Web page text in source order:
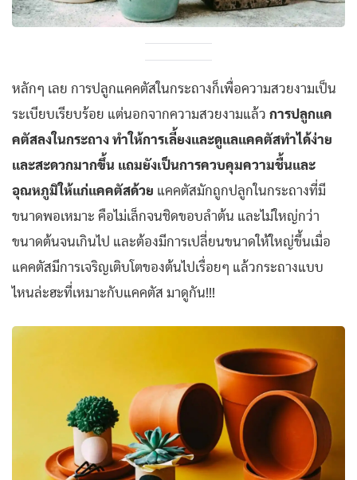
หลักๆ เลย การปลูกแคคตัสในกระถางก็เพื่อความสวยงามเป็น
ระเบียบเรียบร้อย แต่นอกจากความสวยงามแล้ว การปลูกแค
คตัสลงในกระถาง ทำให้การเลี้ยงและดูแลแคคตัสทำได้ง่าย
และสะดวกมากขึ้น แถมยังเป็นการควบคุมความชื้นและ
อุณหภูมิให้แก่แคคตัสด้วย แคคตัสมักถูกปลูกในกระถางที่มี
ขนาดพอเหมาะ คือไม่เล็กจนชิดขอบลำต้น และไม่ใหญ่กว่า
ขนาดต้นจนเกินไป และต้องมีการเปลี่ยนขนาดให้ใหญ่ขึ้นเมื่อ
แคคตัสมีการเจริญเติบโตของต้นไปเรื่อยๆ แล้วกระถางแบบ
ไหนล่ะฮะที่เหมาะกับแคคตัส มาดูกัน!!!